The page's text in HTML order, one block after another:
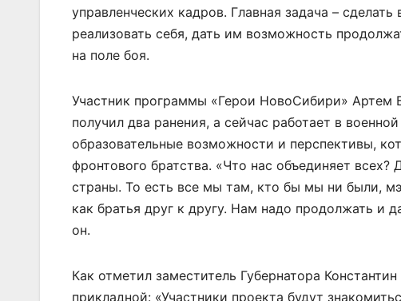
управленческих кадров. Главная задача –
реализовать себя, дать им возможность
на поле боя.
Участник программы «Герои НовоСибири» Артем
получил два ранения, а сейчас работает в
образовательные возможности и перспективы,
фронтового братства. «Что нас объединяет
страны. То есть все мы там, кто бы мы ни были,
как братья друг к другу. Нам надо продолжать и
он.
Как отметил заместитель Губернатора
прикладной: «Участники проекта будут